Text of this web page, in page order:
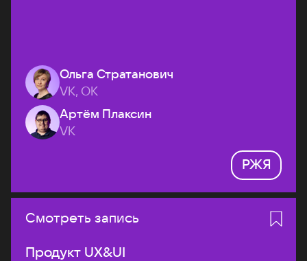
Ольга Стратанович
VK, ОК
Артём Плаксин
VK
РЖЯ
Смотреть запись
Продукт UX&UI